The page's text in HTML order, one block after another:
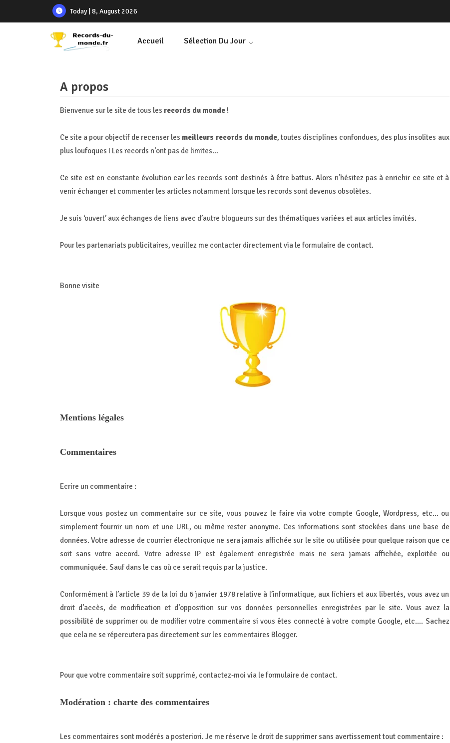
Today | 8, August 2026
Accueil Sélection Du Jour
A propos
Bienvenue sur le site de tous les records du monde!
Ce site a pour objectif de recenser les meilleurs records du monde, toutes disciplines confondues, des plus insolites aux
plus loufoques ! Les records n’ont pas de limites…
Ce site est en constante évolution car les records sont destinés à être battus. Alors n’hésitez pas à enrichir ce site et à
venir échanger et commenter les articles notamment lorsque les records sont devenus obsolètes.
Je suis ‘ouvert’ aux échanges de liens avec d’autre blogueurs sur des thématiques variées et aux articles invités.
Pour les partenariats publicitaires, veuillez me contacter directement via le formulaire de contact.
Bonne visite
Mentions légales
Commentaires
Ecrire un commentaire :
Lorsque vous postez un commentaire sur ce site, vous pouvez le faire via votre compte Google, Wordpress, etc… ou
simplement fournir un nom et une URL, ou même rester anonyme. Ces informations sont stockées dans une base de
données. Votre adresse de courrier électronique ne sera jamais affichée sur le site ou utilisée pour quelque raison que ce
soit sans votre accord. Votre adresse IP est également enregistrée mais ne sera jamais affichée, exploitée ou
communiquée. Sauf dans le cas où ce serait requis par la justice.
Conformément à l’article 39 de la loi du 6 janvier 1978 relative à l’informatique, aux fichiers et aux libertés, vous avez un
droit d’accès, de modification et d’opposition sur vos données personnelles enregistrées par le site. Vous avez la
possibilité de supprimer ou de modifier votre commentaire si vous êtes connecté à votre compte Google, etc…. Sachez
que cela ne se répercutera pas directement sur les commentaires Blogger.
Pour que votre commentaire soit supprimé, contactez-moi via le formulaire de contact.
Modération : charte des commentaires
Les commentaires sont modérés a posteriori. Je me réserve le droit de supprimer sans avertissement tout commentaire :